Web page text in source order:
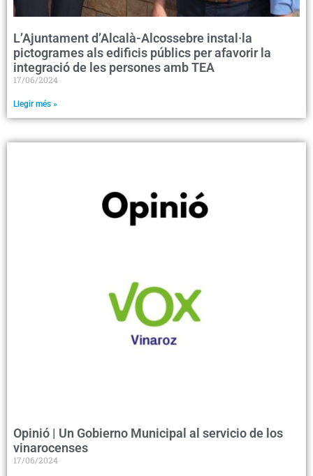
L’Ajuntament d’Alcalà-Alcossebre instal·la
pictogrames als edificis públics per afavorir la
integració de les persones amb TEA
17/06/2024
Llegir més »
Opinió | Un Gobierno Municipal al servicio de los
vinarocenses
17/06/2024